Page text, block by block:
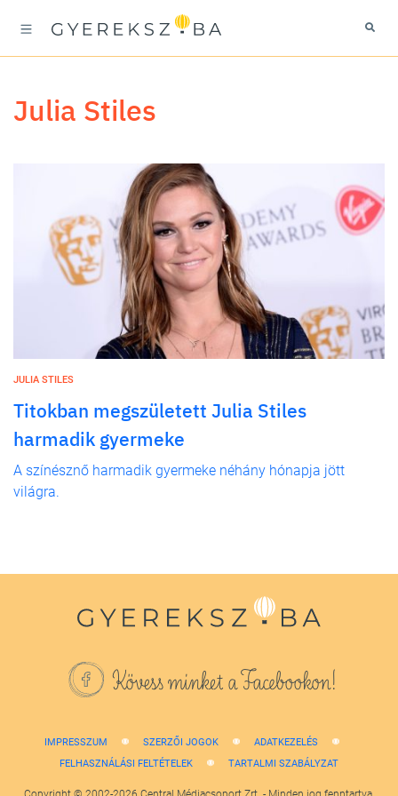
Julia Stiles
JULIA STILES
Titokban megszületett Julia Stiles
harmadik gyermeke
A színésznő harmadik gyermeke néhány hónapja jött
világra.
Kövess minket a Facebookon!
IMPRESSZUM SZERZŐI JOGOK
ADATKEZELÉS
FELHASZNÁLÁSI FELTÉTELEK
TARTALMI SZABÁLYZAT